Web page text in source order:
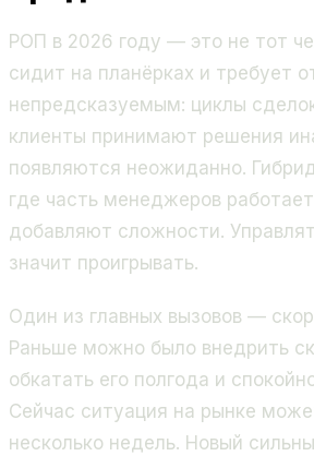
РОП в 2026 году — это не тот
сидит на планёрках и требует
непредсказуемым: циклы
клиенты принимают решения
появляются неожиданно.
где часть менеджеров
добавляют сложности.
значит проигрывать.
Один из главных вызовов —
Раньше можно было внедрить
обкатать его полгода и
Сейчас ситуация на рынке
несколько недель. Новый